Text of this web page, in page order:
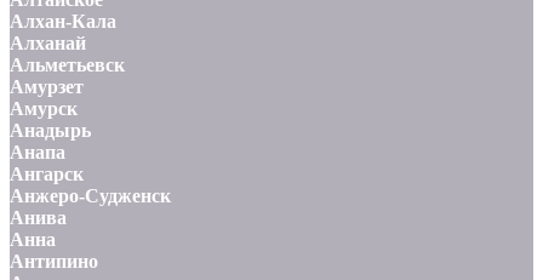
Алхан-Кала
Алханай
Альметьевск
Амурзет
Амурск
Анадырь
Анапа
Ангарск
Анжеро-Судженск
Анива
Анна
Антипино